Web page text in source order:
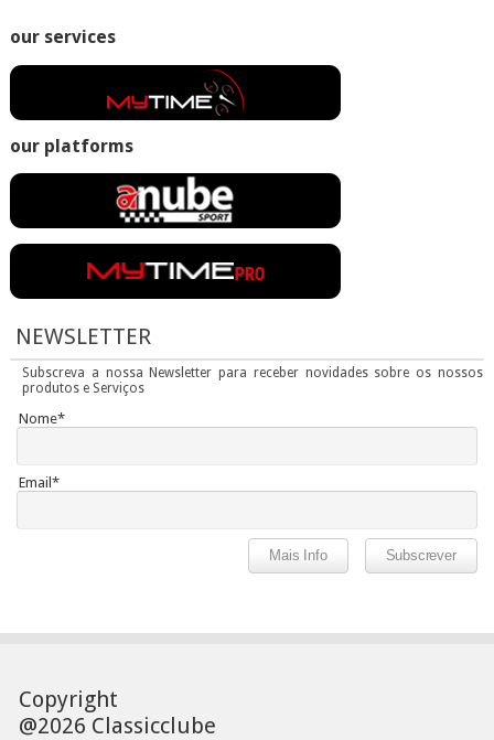
our services
our platforms
NEWSLETTER
Subscreva a nossa Newsletter para receber novidades sobre os nossos
produtos e Serviços
Nome*
Email*
Copyright
@2026 Classicclube